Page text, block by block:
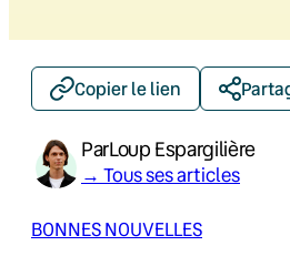
Copier le lien
ParLoup Espargilière
→ Tous ses articles
BONNES NOUVELLES